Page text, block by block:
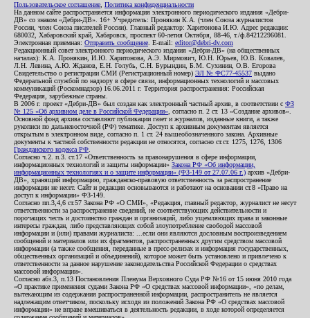
Пользовательское соглашение Политика конфиденциальности
На данном сайте распространяется информация электронного периодического издания «Дебри-
ДВ» со знаком «Дебри-ДВ». 16+ Учредитель: Пронякин К.А. (член Союза журналистов
России, член Союза писателей России). Главный редактор: Харитонова И.Ю. Адрес редакции:
680032, Хабаровский край, Хабаровск, проспект 60-летия Октября, 88-46, т./ф.84212296081.
Электронная приемная: Отправить сообщение . E-mail: editor@debri-dv.com
Редакционный совет электронного периодического издания «Дебри-ДВ» (на общественных
началах): К.А. Пронякин, И.Ю. Харитонова, А.Э. Мирмович, Ю.Н. Юрьев, Ю.В. Ковалев,
Л.Н. Левина, А.Ю. Жданов, Е.Н. Голубь, С.Н. Бурындин, Б.М. Сухинин, О.В. Егорова
Свидетельство о регистрации СМИ (Регистрационный номер) ЭЛ № ФС77-45537 выдано
Федеральной службой по надзору в сфере связи, информационных технологий и массовых
коммуникаций (Роскомнадзор) 16.06.2011 г. Территория распространения: Российская
Федерация, зарубежные страны.
В 2006 г. проект «Дебри-ДВ» был создан как электронный частный архив, в соответствии с ФЗ
№ 125 «Об архивном деле в Российской Федерации» , согласно п. 2 ст. 13 «Создание архивов».
Основной фонд архива составляют публикации газет и журналов, изданные книги, а также
рукописи по дальневосточной (РФ) тематике. Доступ к архивным документам является
открытым в электронном виде, согласно п. 1 ст. 24 вышеобозначенного закона. Архивные
документы к частной собственности редакции не относятся, согласно ст.ст. 1275, 1276, 1306
Гражданского кодекса РФ
Согласно ч.2. п.3. ст.17 «Ответственность за правонарушения в сфере информации,
информационных технологий и защиты информации» Закона РФ «Об информации,
информационных технологиях и о защите информации» (ФЗ-149 от 27.07.06 г.) архив «Дебри-
ДВ», хранящий информацию, гражданско-правовую ответственность за распространение
информации не несет. Сайт и редакция основываются и работают на основании ст.8 «Право на
доступ к информации» ФЗ-149.
Согласно пп.3,4,6 ст.57 Закона РФ «О СМИ», «Редакция, главный редактор, журналист не несут
ответственности за распространение сведений, не соответствующих действительности и
порочащих честь и достоинство граждан и организаций, либо ущемляющих права и законные
интересы граждан, либо представляющих собой злоупотребление свободой массовой
информации и (или) правами журналиста: ...если они являются дословным воспроизведением
сообщений и материалов или их фрагментов, распространенных другим средством массовой
информации (а также сообщения, переданные в пресс-релизах и информация государственных,
общественных организаций и объединений), которое может быть установлено и привлечено к
ответственности за данное нарушение законодательства Российской Федерации о средствах
массовой информации».
Согласно абз.3, п.13 Постановления Пленума Верховного Суда РФ №16 от 15 июня 2010 года
«О практике применения судами Закона РФ «О средствах массовой информации», «по делам,
вытекающим из содержания распространенной информации, распространитель не является
надлежащим ответчиком, поскольку исходя из положений Закона РФ «О средствах массовой
информации» не вправе вмешиваться в деятельность редакции, в ходе которой определяется